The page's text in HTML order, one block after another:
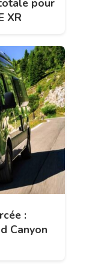
pour
XR
:
Canyon